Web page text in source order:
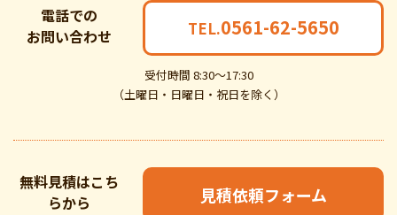
電話での
お問い合わせ
受付時間 8:30～17:30
（土曜日・日曜日・祝日を除く）
TEL.0561-62-5650
無料見積はこち
らから
見積依頼フォーム